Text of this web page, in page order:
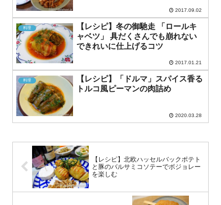
2017.09.02
料理
【レシピ】冬の御馳走 「ロールキ
ャベツ」 具だくさんでも崩れない
できれいに仕上げるコツ
2017.01.21
料理
【レシピ】「ドルマ」スパイス香る
トルコ風ピーマンの肉詰め
2020.03.28
【レシピ】北欧ハッセルバックポテト
と豚のバルサミコソテーでボジョレー
を楽しむ